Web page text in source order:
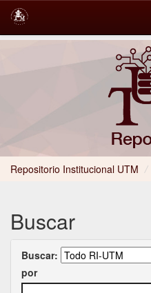
Repositorio Institucional UTM /
Buscar
Buscar:
por